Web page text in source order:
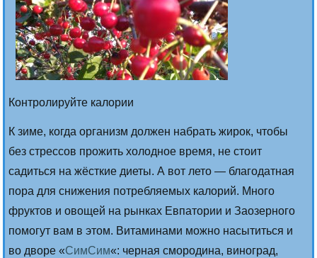
Контролируйте калории
К зиме, когда организм должен набрать жирок, чтобы
без стрессов прожить холодное время, не стоит
садиться на жёсткие диеты. А вот лето — благодатная
пора для снижения потребляемых калорий. Много
фруктов и овощей на рынках Евпатории и Заозерного
помогут вам в этом. Витаминами можно насытиться и
во дворе «СимСим«: черная смородина, виноград,